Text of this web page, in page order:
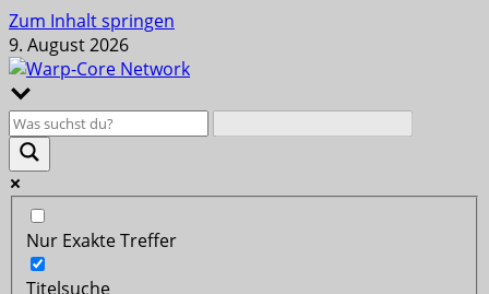
Zum Inhalt springen
9. August 2026
Nur Exakte Treffer
Titelsuche